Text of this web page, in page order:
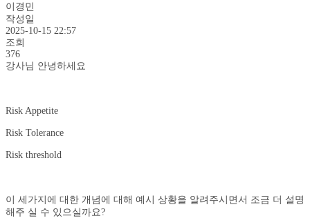
이경민
작성일
2025-10-15 22:57
조회
376
강사님 안녕하세요
Risk Appetite
Risk Tolerance
Risk threshold
이 세가지에 대한 개념에 대해 예시 상황을 알려주시면서 조금 더 설명
해주 실 수 있으실까요?